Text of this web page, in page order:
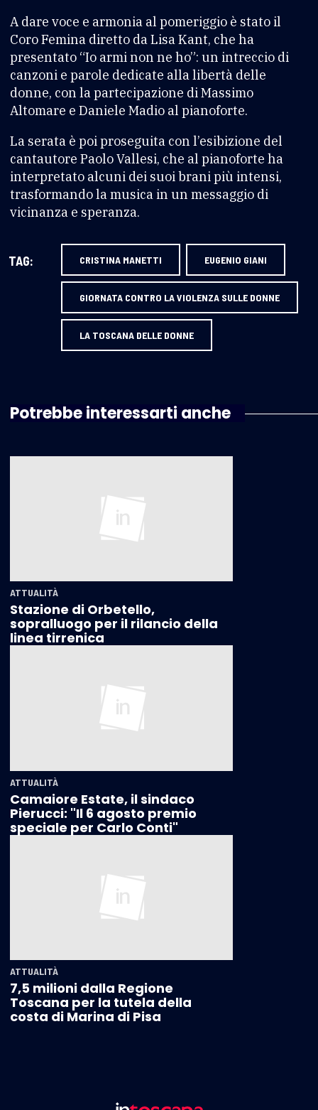
A dare voce e armonia al pomeriggio è stato il
Coro Femina diretto da Lisa Kant, che ha
presentato “Io armi non ne ho”: un intreccio di
canzoni e parole dedicate alla libertà delle
donne, con la partecipazione di Massimo
Altomare e Daniele Madio al pianoforte.
La serata è poi proseguita con l’esibizione del
cantautore Paolo Vallesi, che al pianoforte ha
interpretato alcuni dei suoi brani più intensi,
trasformando la musica in un messaggio di
vicinanza e speranza.
TAG: CRISTINA MANETTI EUGENIO GIANI
GIORNATA CONTRO LA VIOLENZA SULLE DONNE
LA TOSCANA DELLE DONNE
Potrebbe interessarti anche
ATTUALITÀ
Stazione di Orbetello,
sopralluogo per il rilancio della
linea tirrenica
ATTUALITÀ
Camaiore Estate, il sindaco
Pierucci: "Il 6 agosto premio
speciale per Carlo Conti"
ATTUALITÀ
7,5 milioni dalla Regione
Toscana per la tutela della
costa di Marina di Pisa